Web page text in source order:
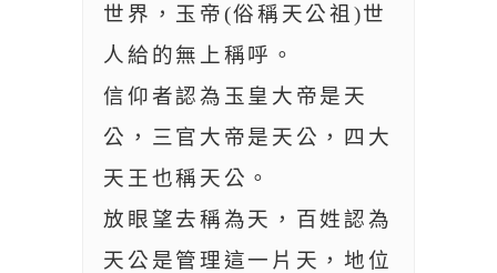
世界，玉帝(俗稱天公祖)世
人給的無上稱呼。
信仰者認為玉皇大帝是天
公，三官大帝是天公，四大
天王也稱天公。
放眼望去稱為天，百姓認為
天公是管理這一片天，地位